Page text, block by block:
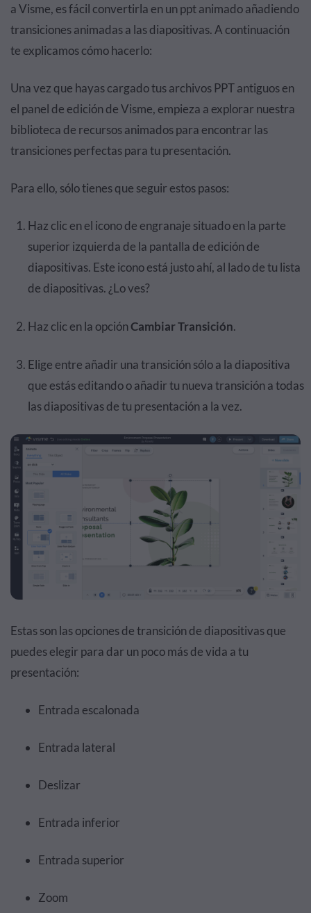
a Visme, es fácil convertirla en un ppt animado añadiendo
transiciones animadas a las diapositivas. A continuación
te explicamos cómo hacerlo:
Una vez que hayas cargado tus archivos PPT antiguos en
el panel de edición de Visme, empieza a explorar nuestra
biblioteca de recursos animados para encontrar las
transiciones perfectas para tu presentación.
Para ello, sólo tienes que seguir estos pasos:
Haz clic en el icono de engranaje situado en la parte
superior izquierda de la pantalla de edición de
diapositivas. Este icono está justo ahí, al lado de tu lista
de diapositivas. ¿Lo ves?
Haz clic en la opciónCambiar Transición.
Elige entre añadir una transición sólo a la diapositiva
que estás editando o añadir tu nueva transición a todas
las diapositivas de tu presentación a la vez.
Estas son las opciones de transición de diapositivas que
puedes elegir para dar un poco más de vida a tu
presentación:
Entrada escalonada
Entrada lateral
Deslizar
Entrada inferior
Entrada superior
Zoom